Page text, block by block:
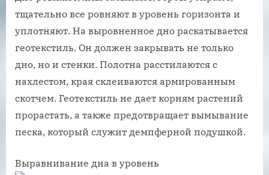
тщательно все ровняют в уровень горизонта и
уплотняют. На выровненное дно раскатывается
геотекстиль. Он должен закрывать не только
дно, но и стенки. Полотна расстилаются с
нахлестом, края склеиваются армированным
скотчем. Геотекстиль не дает корням растений
прорастать, а также предотвращает вымывание
песка, который служит демпферной подушкой.
Выравнивание дна в уровень